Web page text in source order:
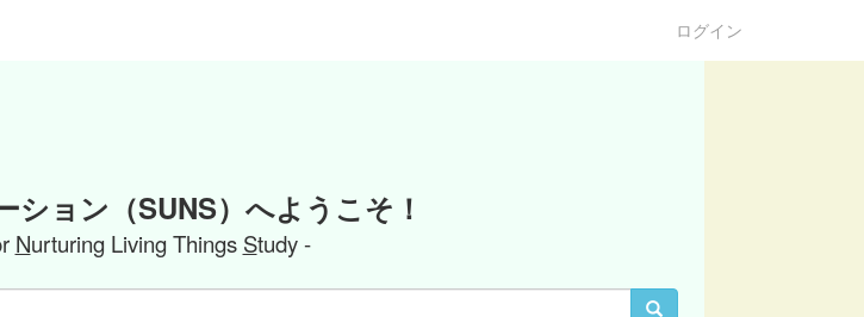
ログイン
ション（SUNS）へようこそ！
Nurturing Living Things Study -